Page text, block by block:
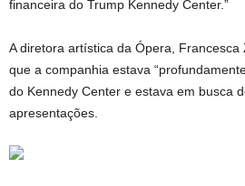
financeira do Trump Kennedy Center.”
A diretora artística da Ópera, Francesca
que a companhia estava
do Kennedy Center e estava em busca
apresentações.